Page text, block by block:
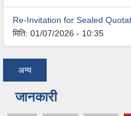
Re-Invitation for Sealed
मिति: 01/07/2026 - 10:35
अन्य
जानकारी